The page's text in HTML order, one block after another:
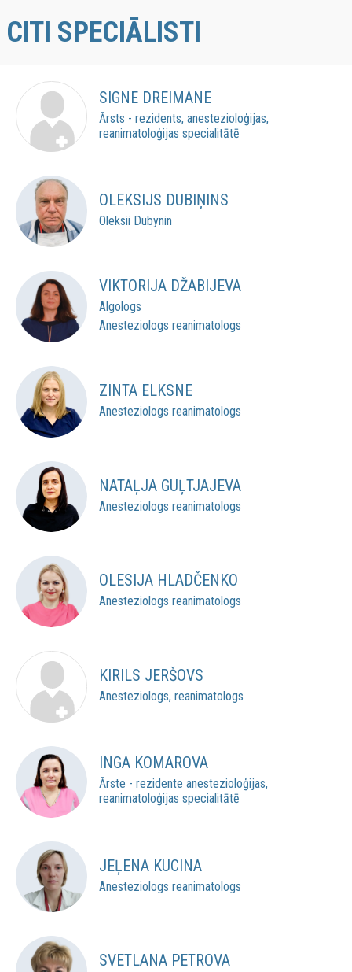
CITI SPECIĀLISTI
SIGNE DREIMANE
Ārsts - rezidents, anestezioloģijas,
reanimatoloģijas specialitātē
OLEKSIJS DUBIŅINS
Oleksii Dubynin
VIKTORIJA DŽABIJEVA
Algologs
Anesteziologs reanimatologs
ZINTA ELKSNE
Anesteziologs reanimatologs
NATAĻJA GUĻTJAJEVA
Anesteziologs reanimatologs
OLESIJA HLADČENKO
Anesteziologs reanimatologs
KIRILS JERŠOVS
Anesteziologs, reanimatologs
INGA KOMAROVA
Ārste - rezidente anestezioloģijas,
reanimatoloģijas specialitātē
JEĻENA KUCINA
Anesteziologs reanimatologs
SVETLANA PETROVA